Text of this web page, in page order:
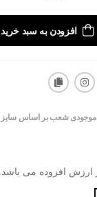
افزودن به سبد خرید
موجودی شعب بر اساس سایز